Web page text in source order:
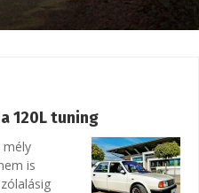
120L tuning
mély
is